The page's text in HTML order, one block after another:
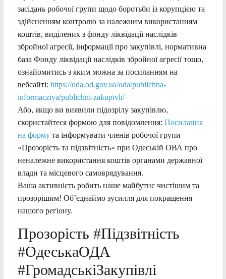
засідань робочої групи щодо боротьби із корупцією та
здійсненням контролю за належним використанням
коштів, виділених з фонду ліквідації наслідків
збройної агресії, інформації про закупівлі, нормативна
база Фонду ліквідації наслідків збройної агресії тощо,
ознайомитись з яким можна за посиланням на
вебсайті: https://oda.od.gov.ua/oda/publichna-
informacziya/publichni-zakupivli/
Або, якщо ви виявили підозрілу закупівлю,
скористайтеся формою для повідомлення: Посилання
на формута інформувати членів робочої групи
«Прозорість та підзвітність» при Одеській ОВА про
неналежне використання коштів органами державної
влади та місцевого самоврядування.
Ваша активність робить наше майбутнє чистішим та
прозорішим! Об’єднаймо зусилля для покращення
нашого регіону.
Прозорість #Підзвітність
#ОдеськаОДА
#ГромадськіЗакупівлі